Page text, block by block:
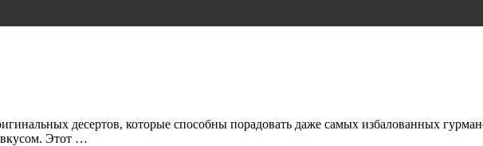
десертов, которые способны порадовать даже самых избалованных
Этот …